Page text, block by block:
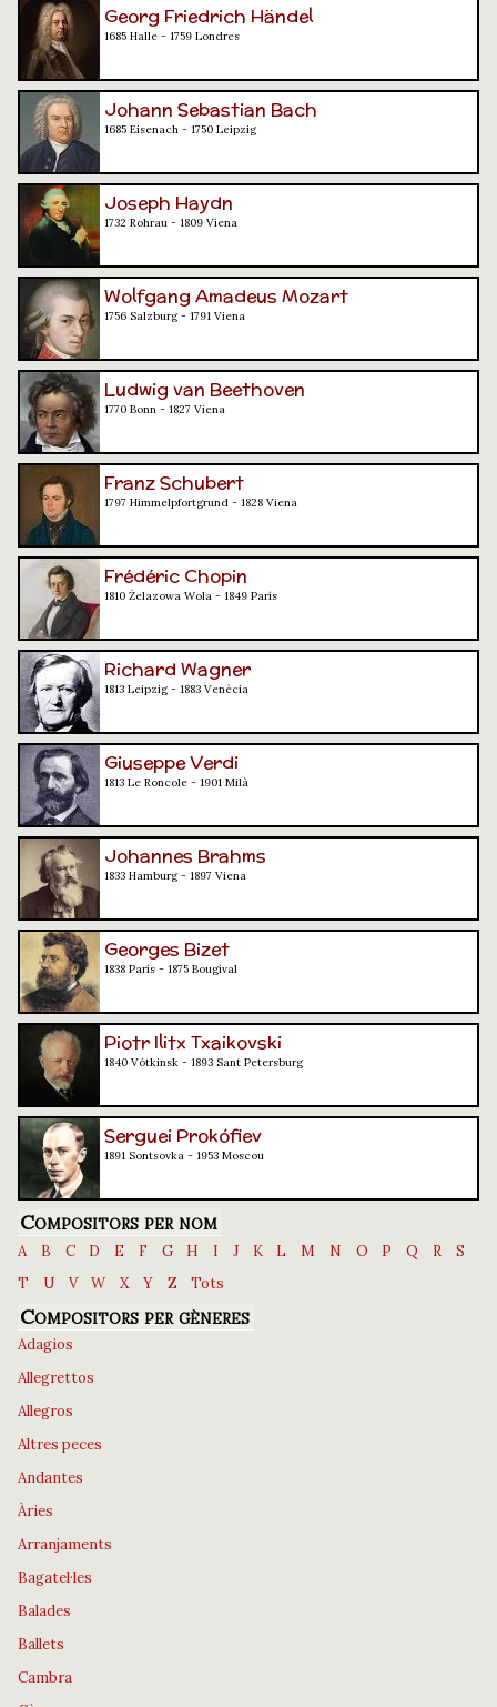
Georg Friedrich Händel
1685 Halle - 1759 Londres
Johann Sebastian Bach
1685 Eisenach - 1750 Leipzig
Joseph Haydn
1732 Rohrau - 1809 Viena
Wolfgang Amadeus Mozart
1756 Salzburg - 1791 Viena
Ludwig van Beethoven
1770 Bonn - 1827 Viena
Franz Schubert
1797 Himmelpfortgrund - 1828 Viena
Frédéric Chopin
1810 Żelazowa Wola - 1849 París
Richard Wagner
1813 Leipzig - 1883 Venècia
Giuseppe Verdi
1813 Le Roncole - 1901 Milà
Johannes Brahms
1833 Hamburg - 1897 Viena
Georges Bizet
1838 París - 1875 Bougival
Piotr Ilitx Txaikovski
1840 Vótkinsk - 1893 Sant Petersburg
Serguei Prokófiev
1891 Sontsovka - 1953 Moscou
Compositors per nom
A B C D E F G H I J K L M N O P Q R
S
T
U V W X Y Z Tots
Compositors per gèneres
Adagios
Allegrettos
Allegros
Altres peces
Andantes
Àries
Arranjaments
Bagatel·les
Balades
Ballets
Cambra